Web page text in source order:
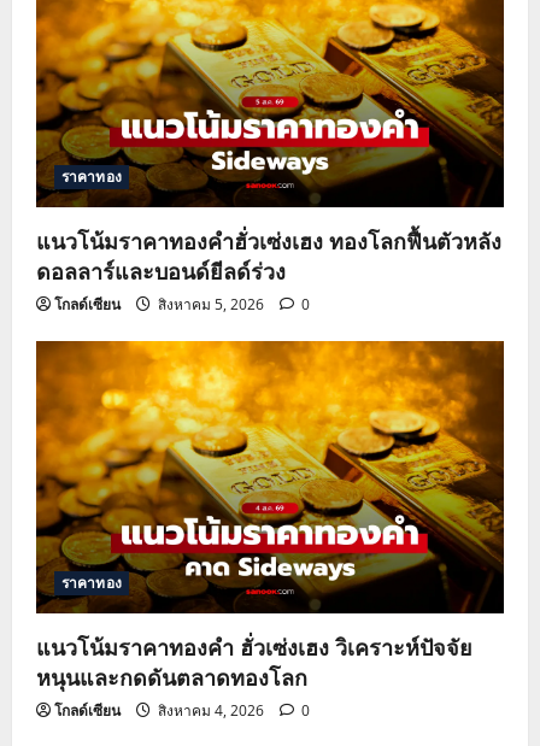
ราคาทอง
แนวโน้มราคาทองคำฮั่วเซ่งเฮง ทองโลกฟื้นตัวหลัง
ดอลลาร์และบอนด์ยีลด์ร่วง
โกลด์เซียน สิงหาคม 5, 2026 0
ราคาทอง
แนวโน้มราคาทองคำ ฮั่วเซ่งเฮง วิเคราะห์ปัจจัย
หนุนและกดดันตลาดทองโลก
โกลด์เซียน สิงหาคม 4, 2026 0